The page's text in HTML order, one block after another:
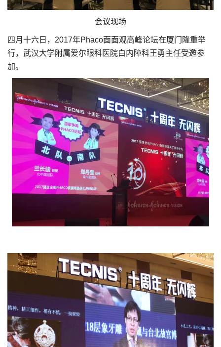
会议现场
四月十六日，2017年Phaco面面观高峰论坛在厦门隆重举
行，武汉大学附属爱尔眼科医院白内障科王勇主任受邀参
加。